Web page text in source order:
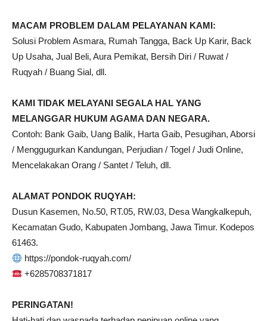
MACAM PROBLEM DALAM PELAYANAN KAMI:
Solusi Problem Asmara, Rumah Tangga, Back Up Karir, Back
Up Usaha, Jual Beli, Aura Pemikat, Bersih Diri / Ruwat /
Ruqyah / Buang Sial, dll.
KAMI TIDAK MELAYANI SEGALA HAL YANG
MELANGGAR HUKUM AGAMA DAN NEGARA.
Contoh: Bank Gaib, Uang Balik, Harta Gaib, Pesugihan, Aborsi
/ Menggugurkan Kandungan, Perjudian / Togel / Judi Online,
Mencelakakan Orang / Santet / Teluh, dll.
ALAMAT PONDOK RUQYAH:
Dusun Kasemen, No.50, RT.05, RW.03, Desa Wangkalkepuh,
Kecamatan Gudo, Kabupaten Jombang, Jawa Timur. Kodepos
61463.
https://pondok-ruqyah.com/
+6285708371817
PERINGATAN!